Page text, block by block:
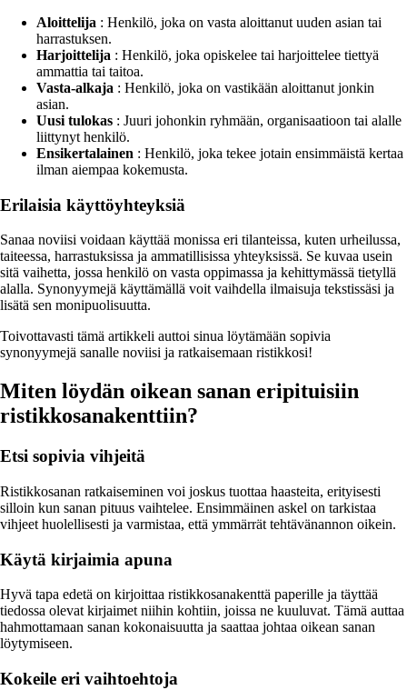
Aloittelija : Henkilö, joka on vasta aloittanut uuden asian tai
harrastuksen.
Harjoittelija : Henkilö, joka opiskelee tai harjoittelee tiettyä
ammattia tai taitoa.
Vasta-alkaja : Henkilö, joka on vastikään aloittanut jonkin
asian.
Uusi tulokas : Juuri johonkin ryhmään, organisaatioon tai alalle
liittynyt henkilö.
Ensikertalainen : Henkilö, joka tekee jotain ensimmäistä kertaa
ilman aiempaa kokemusta.
Erilaisia käyttöyhteyksiä
Sanaa noviisi voidaan käyttää monissa eri tilanteissa, kuten urheilussa,
taiteessa, harrastuksissa ja ammatillisissa yhteyksissä. Se kuvaa usein
sitä vaihetta, jossa henkilö on vasta oppimassa ja kehittymässä tietyllä
alalla. Synonyymejä käyttämällä voit vaihdella ilmaisuja tekstissäsi ja
lisätä sen monipuolisuutta.
Toivottavasti tämä artikkeli auttoi sinua löytämään sopivia
synonyymejä sanalle noviisi ja ratkaisemaan ristikkosi!
Miten löydän oikean sanan eripituisiin
ristikkosanakenttiin?
Etsi sopivia vihjeitä
Ristikkosanan ratkaiseminen voi joskus tuottaa haasteita, erityisesti
silloin kun sanan pituus vaihtelee. Ensimmäinen askel on tarkistaa
vihjeet huolellisesti ja varmistaa, että ymmärrät tehtävänannon oikein.
Käytä kirjaimia apuna
Hyvä tapa edetä on kirjoittaa ristikkosanakenttä paperille ja täyttää
tiedossa olevat kirjaimet niihin kohtiin, joissa ne kuuluvat. Tämä auttaa
hahmottamaan sanan kokonaisuutta ja saattaa johtaa oikean sanan
löytymiseen.
Kokeile eri vaihtoehtoja